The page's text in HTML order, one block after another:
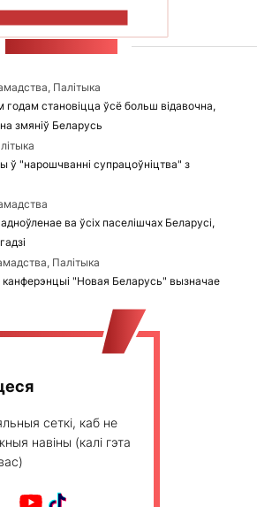
Палітыка
годам становіцца ўсё больш відавочна,
змяніў Беларусь
ў "нарошчванні супрацоўніцтва" з
ва ўсіх паселішчах Беларусі,
Палітыка
канферэнцыі "Новая Беларусь" вызначае
сеткі, каб не
навіны (калі гэта